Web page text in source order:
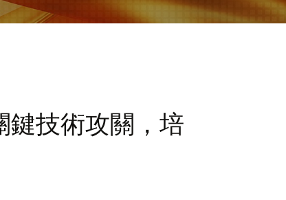
鍵技術攻關，培